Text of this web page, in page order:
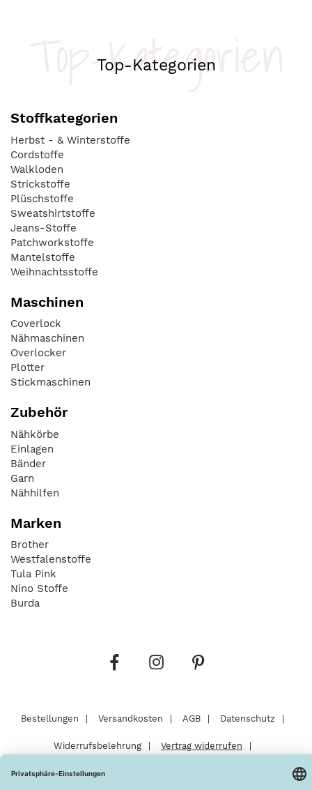
Top-Kategorien
Top-Kategorien
Stoffkategorien
Herbst - & Winterstoffe
Cordstoffe
Walkloden
Strickstoffe
Plüschstoffe
Sweatshirtstoffe
Jeans-Stoffe
Patchworkstoffe
Mantelstoffe
Weihnachtsstoffe
Maschinen
Coverlock
Nähmaschinen
Overlocker
Plotter
Stickmaschinen
Zubehör
Nähkörbe
Einlagen
Bänder
Garn
Nähhilfen
Marken
Brother
Westfalenstoffe
Tula Pink
Nino Stoffe
Burda
Bestellungen Versandkosten AGB Datenschutz
Widerrufsbelehrung Vertrag widerrufen
Barrierefreiheitserklärung